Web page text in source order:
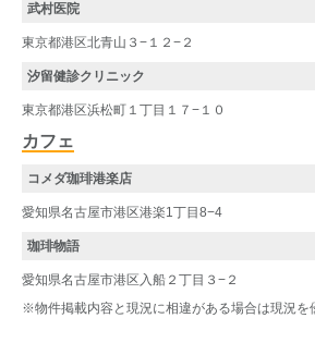
武村医院
東京都港区北青山３−１２−２
汐留健診クリニック
東京都港区浜松町１丁目１７−１０
カフェ
コメダ珈琲港楽店
愛知県名古屋市港区港楽1丁目8−4
珈琲物語
愛知県名古屋市港区入船２丁目３−２
※物件掲載内容と現況に相違がある場合は現況を